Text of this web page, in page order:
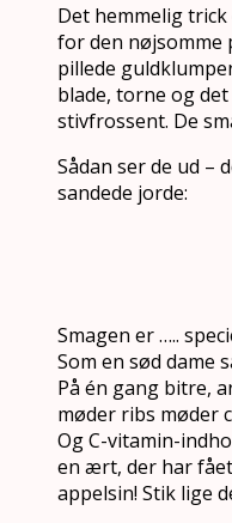
Det hemmelig
for den nøjsomme
pillede
blade, torne og
stivfrossent. De
Sådan ser de ud –
sandede jorde:
Smagen er …..
Som en sød dame
På én gang bitre,
møder ribs møder
Og C-vitamin-
en ært, der har
appelsin! Stik lige